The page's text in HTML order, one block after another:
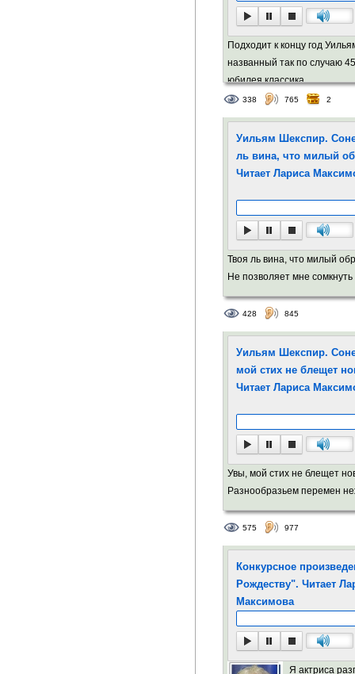
Подходит к концу год
названный так по случаю
юбилея классика.
338 765 2
Уильям Шекспир.
ль вина, что милый
Читает Лариса
Твоя ль вина, что милый
Не позволяет мне
428 845
Уильям Шекспир.
мой стих не блещет
Читает Лариса
Увы, мой стих не блещет
Разнообразьем перемен
575 977
Конкурсное
Рождеству". Читает
Максимова
Я актриса